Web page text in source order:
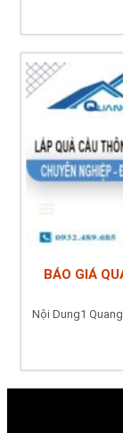
BÁO GIÁ
Nội Dung1